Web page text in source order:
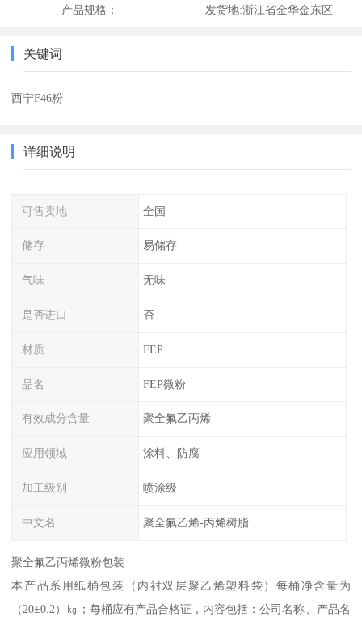
产品规格： 发货地:浙江省金华金东区
关键词
西宁F46粉
详细说明
可售卖地 全国
储存 易储存
气味 无味
是否进口 否
材质 FEP
品名 FEP微粉
有效成分含量 聚全氟乙丙烯
应用领域 涂料、防腐
加工级别 喷涂级
中文名 聚全氟乙烯-丙烯树脂
聚全氟乙丙烯微粉包装
本产品系用纸桶包装（内衬双层聚乙烯塑料袋）每桶净含量为
（20±0.2）㎏；每桶应有产品合格证，内容包括：公司名称、产品名